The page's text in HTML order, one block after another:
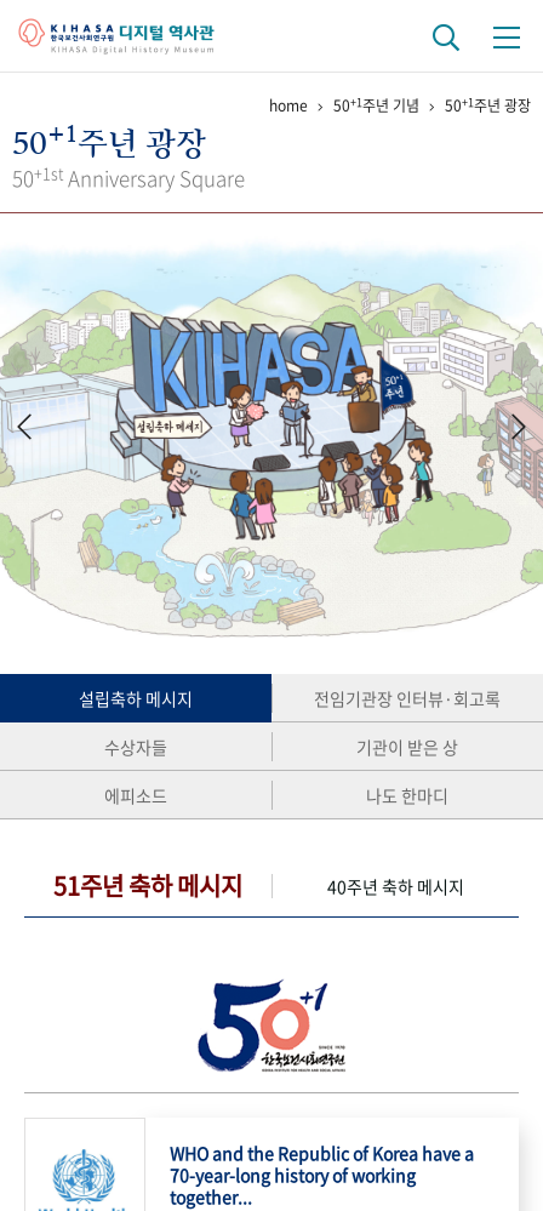
걸어온 길 기관 변천사
키워드로 보는 연구 역사
연구자들
간행물 변천사
기록물 아카이브
사진 아카이브 문서 기록물 행정박물 영상 기록물
50+1 주년 기념
성과 50선 숫자로 보는 50년 50
주년 광장
세계와 함께 한 KIHASA
VR 역사관
home 50+1주년 기념 50+1주년 광장
50+1주년 광장
50+1st Anniversary Square
설립축하 메시지
전임기관장 인터뷰·회고록
수상자들
기관이 받은 상
에피소드
나도 한마디
51주년 축하 메시지 40주년 축하 메시지
WHO and the Republic of Korea have a
70-year-long history of working
together...